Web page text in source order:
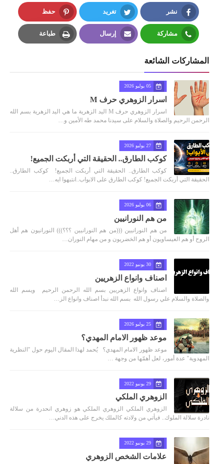
نشر
Facebook
تغريد
Twitter
حفظ
Pinterest
مشاركة إرسال طباعة
المشاركات الشائعة
05 يوليو 2026
اسرار الزوهري حرف M
اسرار الزوهري حرف M اليد الزهرية ما هي اليد الزهرية بسم الله
الرحمن الرحيم والصلاة والسلام على سيدنا محمد طه الأمين و…
27 يوليو 2026
كوكب الطارق.. الحقيقة التي أربكت الجميع!
كوكب الطارق.. الحقيقة التي أربكت الجميع! كوكب الطارق..
الحقيقة التي أربكت الجميع! كوكب الطارق على الابواب..انتبهوا ايه…
06 يوليو 2026
من هم النورانيين
من هم النورانيين (((من هم النورانيين ؟؟؟))) النورانيون هم أهل
الروح أو هم العيساويون أو هم الخضريون و من مهام النوران…
30 يونيو 2022
اصناف وانواع الزهريين
اصناف وانواع الزهريين بسم الله الرحمن الرحيم ويسم الله
والصلاة والسلام علي رسول الله بسم الله نبدأ اصناف وانواع الز…
25 يوليو 2026
موعد ظهور الامام المهدي؟
موعد ظهور الامام المهدي؟ يُحمد لهذا المقال اليوم حول "النظرية
المهدوية" عدة أمور، لعل أهمّها من وجهة …
29 يونيو 2022
الزوهري الملكي
الزوهري الملكي الزوهري الملكي هو زوهري انحدرة من سلالة
نادرة سلالة الملوك.. فيأتي من ولادته كالملك يخرج على هذه الدني…
29 يونيو 2022
علامات الشخص الزوهري